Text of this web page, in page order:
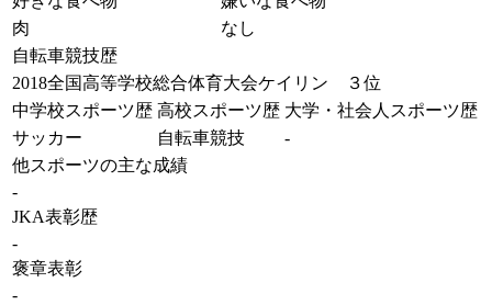
肉
なし
自転車競技歴
2018全国高等学校総合体育大会ケイリン ３位
中学校スポーツ歴 高校スポーツ歴 大学・社会人スポーツ歴
サッカー
自転車競技
-
他スポーツの主な成績
-
JKA表彰歴
-
褒章表彰
-